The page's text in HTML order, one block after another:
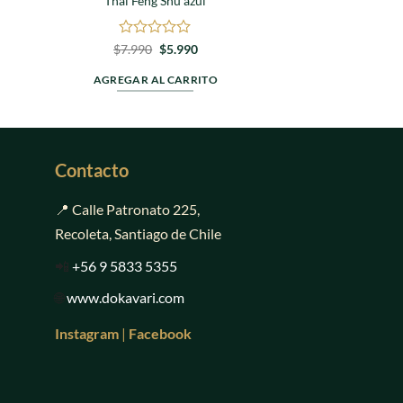
Valorado
0
de
$7.990 El
original
era:
$5.990El
actual
es:
AGREGAR AL CARRITO
Contacto
📍 Calle Patronato 225,
Recoleta, Santiago de Chile
📲 +56 9 5833 5355
🌐www.dokavari.com
Instagram | Facebook